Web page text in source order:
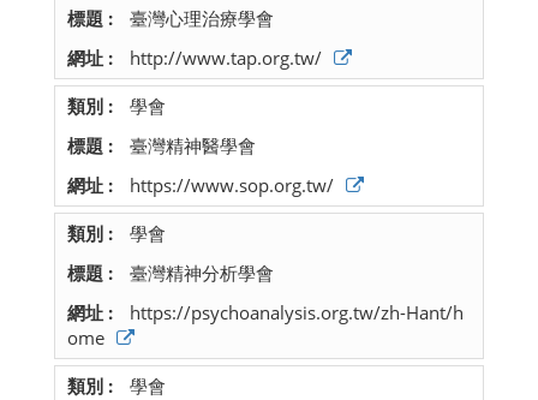
臺灣心理治療學會
http://www.tap.org.tw/
學會
臺灣精神醫學會
https://www.sop.org.tw/
學會
臺灣精神分析學會
https://psychoanalysis.org.tw/zh-Hant/h
ome
學會